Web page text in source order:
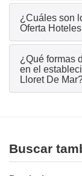
¿Cuáles son
Oferta
¿Qué formas
en el
Lloret De
Buscar